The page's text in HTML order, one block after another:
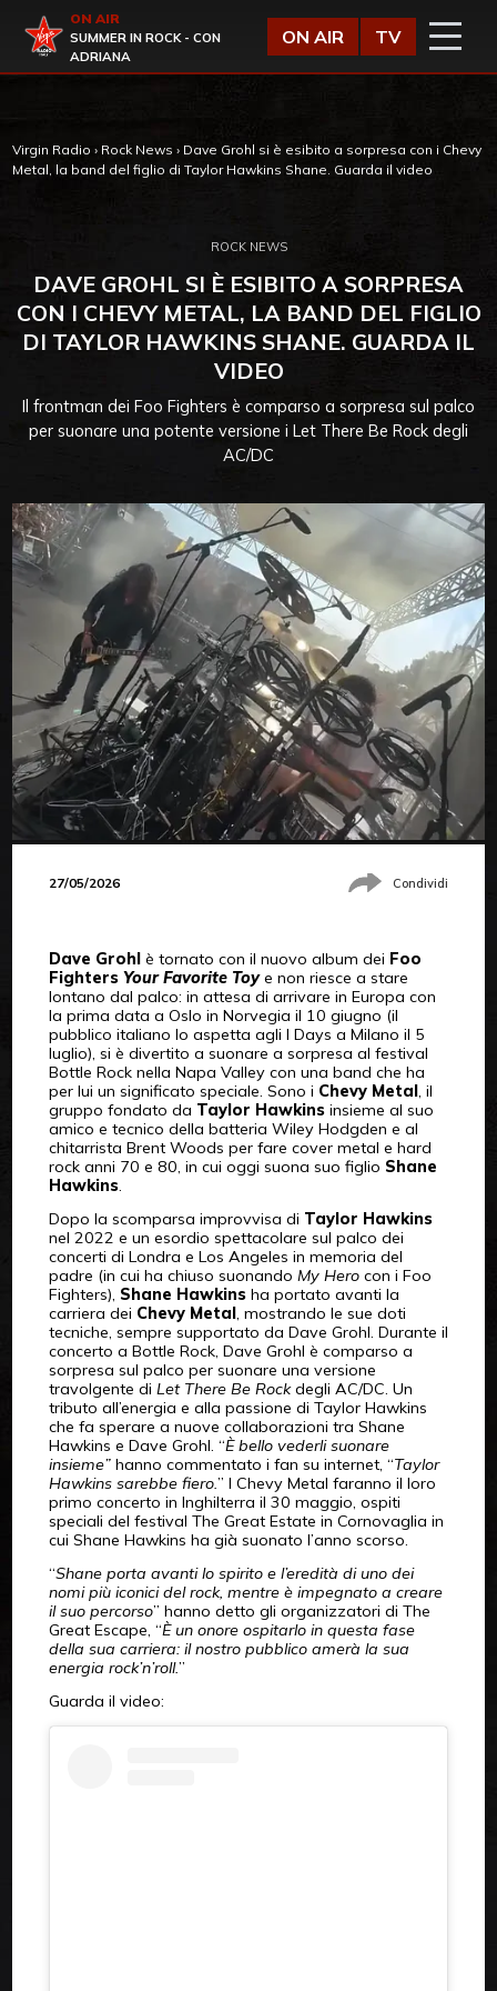
Virgin Radio
ON AIR
SUMMER IN ROCK - CON
ADRIANA
ON AIR TV
Virgin Radio › Rock News › Dave Grohl si è esibito a sorpresa con i Chevy
Metal, la band del figlio di Taylor Hawkins Shane. Guarda il video
ROCK NEWS
DAVE GROHL SI È ESIBITO A SORPRESA
CON I CHEVY METAL, LA BAND DEL FIGLIO
DI TAYLOR HAWKINS SHANE. GUARDA IL
VIDEO
Il frontman dei Foo Fighters è comparso a sorpresa sul palco
per suonare una potente versione i Let There Be Rock degli
AC/DC
27/05/2026 Condividi
Dave Grohl è tornato con il nuovo album dei Foo
Fighters Your Favorite Toye non riesce a stare
lontano dal palco: in attesa di arrivare in Europa con
la prima data a Oslo in Norvegia il 10 giugno (il
pubblico italiano lo aspetta agli I Days a Milano il 5
luglio), si è divertito a suonare a sorpresa al festival
Bottle Rock nella Napa Valley con una band che ha
per lui un significato speciale. Sono i Chevy Metal , il
gruppo fondato da Taylor Hawkinsinsieme al suo
amico e tecnico della batteria Wiley Hodgden e al
chitarrista Brent Woods per fare cover metal e hard
rock anni 70 e 80, in cui oggi suona suo figlio Shane
Hawkins.
Dopo la scomparsa improvvisa di Taylor Hawkins
nel 2022 e un esordio spettacolare sul palco dei
concerti di Londra e Los Angeles in memoria del
padre (in cui ha chiuso suonando My Herocon i Foo
Fighters), Shane Hawkinsha portato avanti la
carriera dei Chevy Metal , mostrando le sue doti
tecniche, sempre supportato da Dave Grohl. Durante il
concerto a Bottle Rock, Dave Grohl è comparso a
sorpresa sul palco per suonare una versione
travolgente di Let There Be Rockdegli AC/DC. Un
tributo all’energia e alla passione di Taylor Hawkins
che fa sperare a nuove collaborazioni tra Shane
Hawkins e Dave Grohl. “È bello vederli suonare
insieme”hanno commentato i fan su internet, “Taylor
Hawkins sarebbe fiero.” I Chevy Metal faranno il loro
primo concerto in Inghilterra il 30 maggio, ospiti
speciali del festival The Great Estate in Cornovaglia in
cui Shane Hawkins ha già suonato l’anno scorso.
“Shane porta avanti lo spirito e l’eredità di uno dei
nomi più iconici del rock, mentre è impegnato a creare
il suo percorso” hanno detto gli organizzatori di The
Great Escape, “È un onore ospitarlo in questa fase
della sua carriera: il nostro pubblico amerà la sua
energia rock’n’roll.”
Guarda il video: